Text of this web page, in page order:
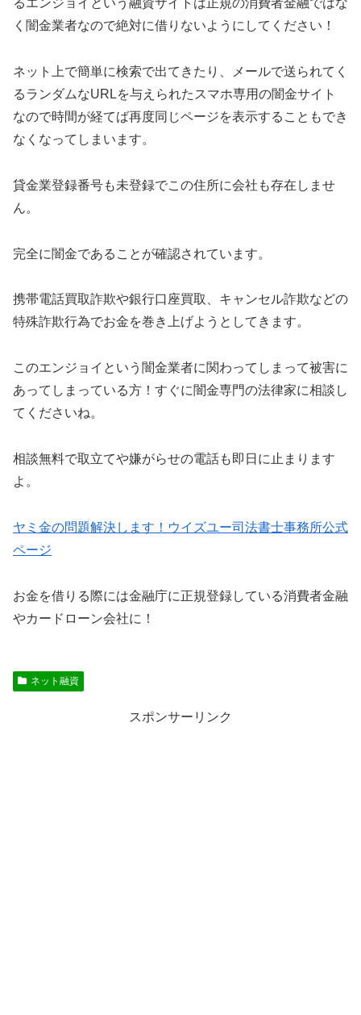
るエンジョイという融資サイトは正規の消費者金融ではな
く闇金業者なので絶対に借りないようにしてください！
ネット上で簡単に検索で出てきたり、メールで送られてく
るランダムなURLを与えられたスマホ専用の闇金サイト
なので時間が経てば再度同じページを表示することもでき
なくなってしまいます。
貸金業登録番号も未登録でこの住所に会社も存在しませ
ん。
完全に闇金であることが確認されています。
携帯電話買取詐欺や銀行口座買取、キャンセル詐欺などの
特殊詐欺行為でお金を巻き上げようとしてきます。
このエンジョイという闇金業者に関わってしまって被害に
あってしまっている方！すぐに闇金専門の法律家に相談し
てくださいね。
相談無料で取立てや嫌がらせの電話も即日に止まります
よ。
ヤミ金の問題解決します！ウイズユー司法書士事務所公式
ページ
お金を借りる際には金融庁に正規登録している消費者金融
やカードローン会社に！
ネット融資
スポンサーリンク